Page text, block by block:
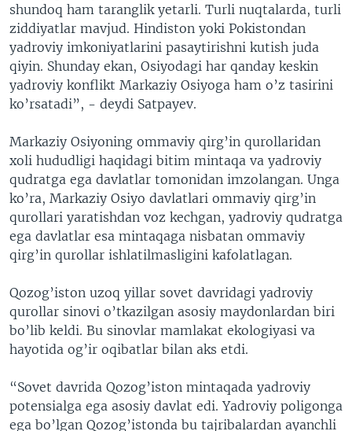
shundoq ham taranglik yetarli. Turli nuqtalarda, turli
ziddiyatlar mavjud. Hindiston yoki Pokistondan
yadroviy imkoniyatlarini pasaytirishni kutish juda
qiyin. Shunday ekan, Osiyodagi har qanday keskin
yadroviy konflikt Markaziy Osiyoga ham o’z tasirini
ko’rsatadi”, - deydi Satpayev.
Markaziy Osiyoning ommaviy qirg’in qurollaridan
xoli hududligi haqidagi bitim mintaqa va yadroviy
qudratga ega davlatlar tomonidan imzolangan. Unga
ko’ra, Markaziy Osiyo davlatlari ommaviy qirg’in
qurollari yaratishdan voz kechgan, yadroviy qudratga
ega davlatlar esa mintaqaga nisbatan ommaviy
qirg’in qurollar ishlatilmasligini kafolatlagan.
Qozog’iston uzoq yillar sovet davridagi yadroviy
qurollar sinovi o’tkazilgan asosiy maydonlardan biri
bo’lib keldi. Bu sinovlar mamlakat ekologiyasi va
hayotida og’ir oqibatlar bilan aks etdi.
“Sovet davrida Qozog’iston mintaqada yadroviy
potensialga ega asosiy davlat edi. Yadroviy poligonga
ega bo’lgan Qozog’istonda bu tajribalardan ayanchli